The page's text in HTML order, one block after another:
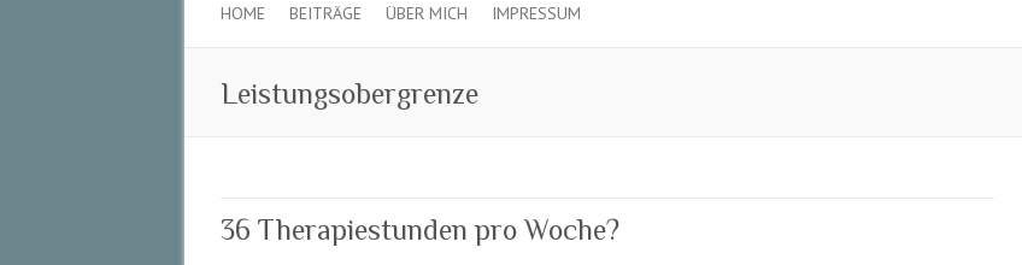
HOME BEITRÄGE ÜBER MICH IMPRESSUM
Leistungsobergrenze
36 Therapiestunden pro Woche?